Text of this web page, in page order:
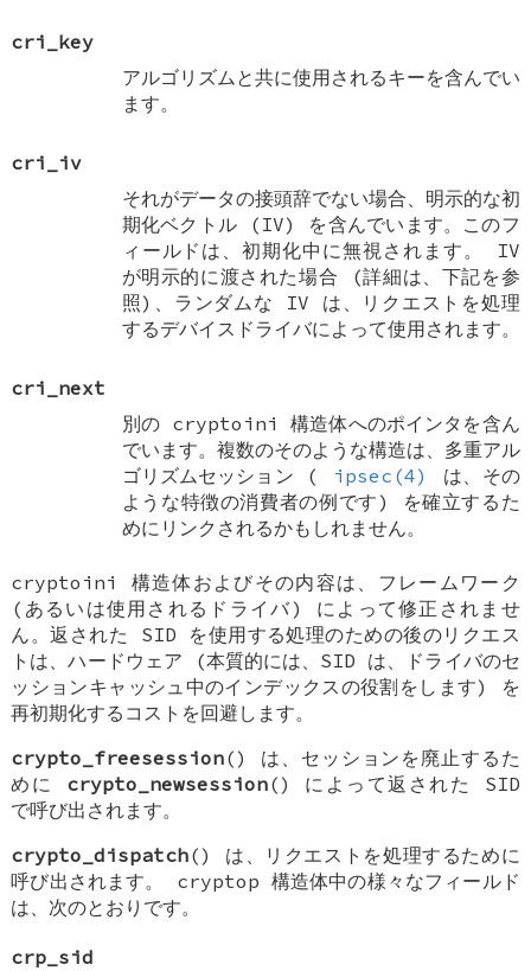
cri_key
アルゴリズムと共に使用されるキーを含んでい
ます。
cri_iv
それがデータの接頭辞でない場合、明示的な初
期化ベクトル (IV) を含んでいます。このフ
ィールドは、初期化中に無視されます。 IV
が明示的に渡された場合 (詳細は、下記を参
照)、ランダムな IV は、リクエストを処理
するデバイスドライバによって使用されます。
cri_next
別の cryptoini
構造体へのポインタを含ん
でいます。複数のそのような構造は、多重アル
ゴリズムセッション (
ipsec(4)
は、その
ような特徴の消費者の例です) を確立するた
めにリンクされるかもしれません。
cryptoini
構造体およびその内容は、フレームワーク
(あるいは使用されるドライバ) によって修正されませ
ん。返された SID を使用する処理のための後のリクエス
トは、ハードウェア (本質的には、SID は、ドライバのセ
ッションキャッシュ中のインデックスの役割をします) を
再初期化するコストを回避します。
crypto_freesession() は、セッションを廃止するた
めに crypto_newsession() によって返された SID
で呼び出されます。
crypto_dispatch() は、リクエストを処理するために
呼び出されます。 cryptop 構造体中の様々なフィールド
は、次のとおりです。
crp_sid